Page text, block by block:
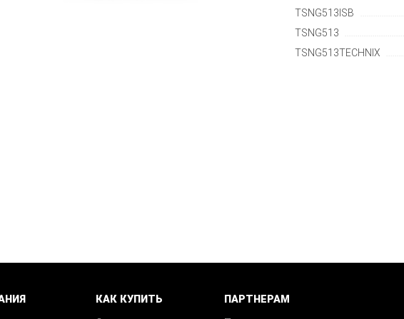
TSNG513ISB
TSNG513
TSNG513TECHNIX
КАК КУПИТЬ
ПАРТНЕРАМ